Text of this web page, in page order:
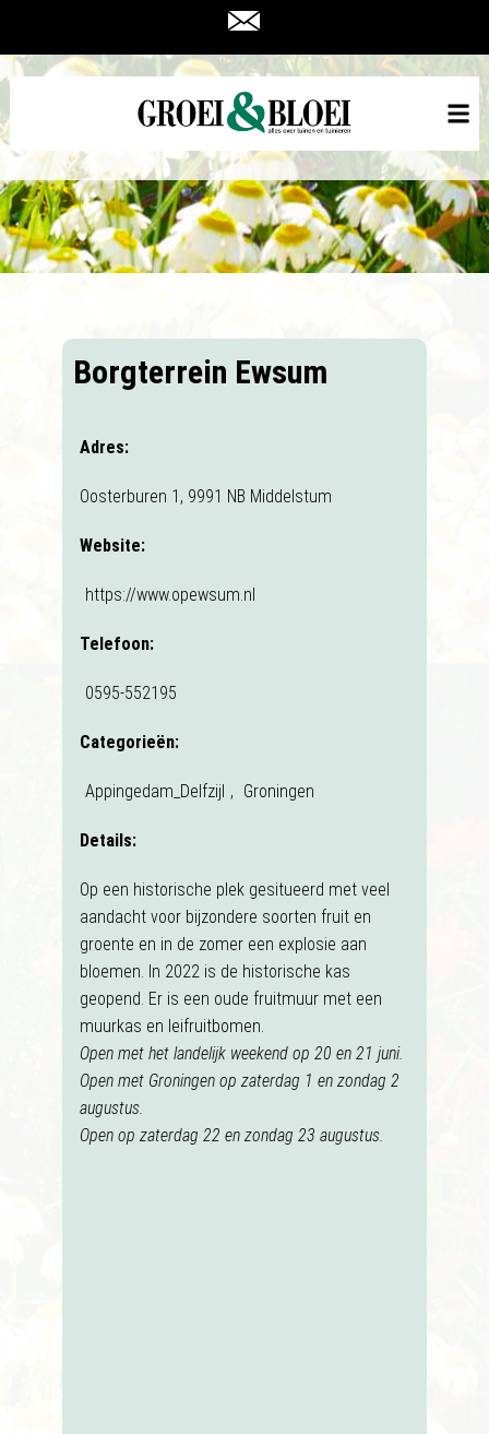
Borgterrein Ewsum
Adres:
Oosterburen 1, 9991 NB Middelstum
Website:
https://www.opewsum.nl
Telefoon:
0595-552195
Categorieën:
Appingedam_Delfzijl , Groningen
Details:
Op een historische plek gesitueerd met veel
aandacht voor bijzondere soorten fruit en
groente en in de zomer een explosie aan
bloemen. In 2022 is de historische kas
geopend. Er is een oude fruitmuur met een
muurkas en leifruitbomen.
Open met het landelijk weekend op 20 en 21 juni.
Open met Groningen op zaterdag 1 en zondag 2
augustus.
Open op zaterdag 22 en zondag 23 augustus.